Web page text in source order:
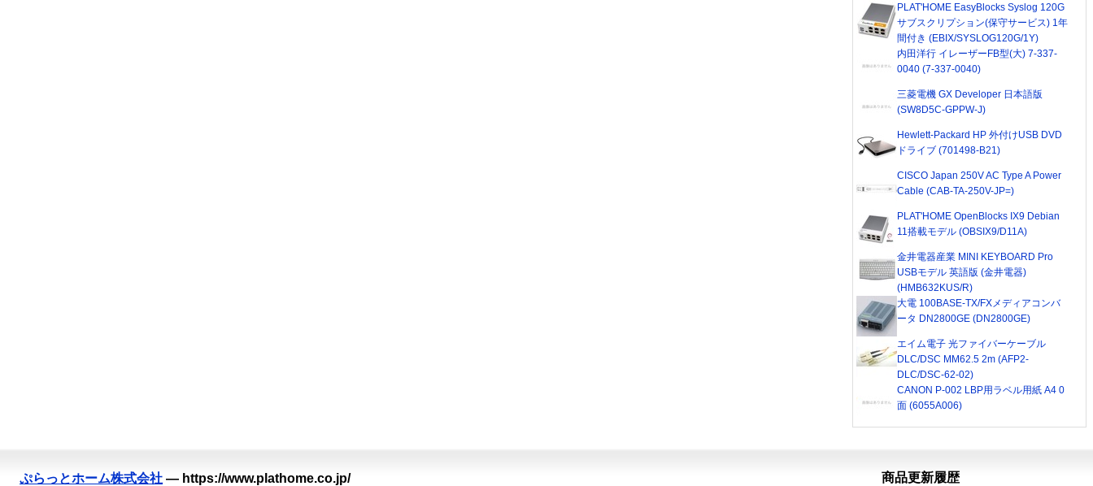
PLAT'HOME EasyBlocks Syslog 120G
サブスクリプション(保守サービス) 1年
間付き (EBIX/SYSLOG120G/1Y)
内田洋行 イレーザーFB型(大) 7-337-
0040 (7-337-0040)
三菱電機 GX Developer 日本語版
(SW8D5C-GPPW-J)
Hewlett-Packard HP 外付けUSB DVD
ドライブ (701498-B21)
CISCO Japan 250V AC Type A Power
Cable (CAB-TA-250V-JP=)
PLAT'HOME OpenBlocks IX9 Debian
11搭載モデル (OBSIX9/D11A)
金井電器産業 MINI KEYBOARD Pro
USBモデル 英語版 (金井電器)
(HMB632KUS/R)
大電 100BASE-TX/FXメディアコンバ
ータ DN2800GE (DN2800GE)
エイム電子 光ファイバーケーブル
DLC/DSC MM62.5 2m (AFP2-
DLC/DSC-62-02)
CANON P-002 LBP用ラベル用紙 A4 0
面 (6055A006)
ぷらっとホーム株式会社 — https://www.plathome.co.jp/
商品更新履歴